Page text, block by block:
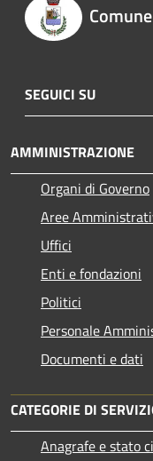
SEGUICI SU
AMMINISTRAZIONE
Organi di Governo
Aree
Uffici
Enti e fondazioni
Politici
Personale
Documenti e dati
CATEGORIE DI
Anagrafe e stato